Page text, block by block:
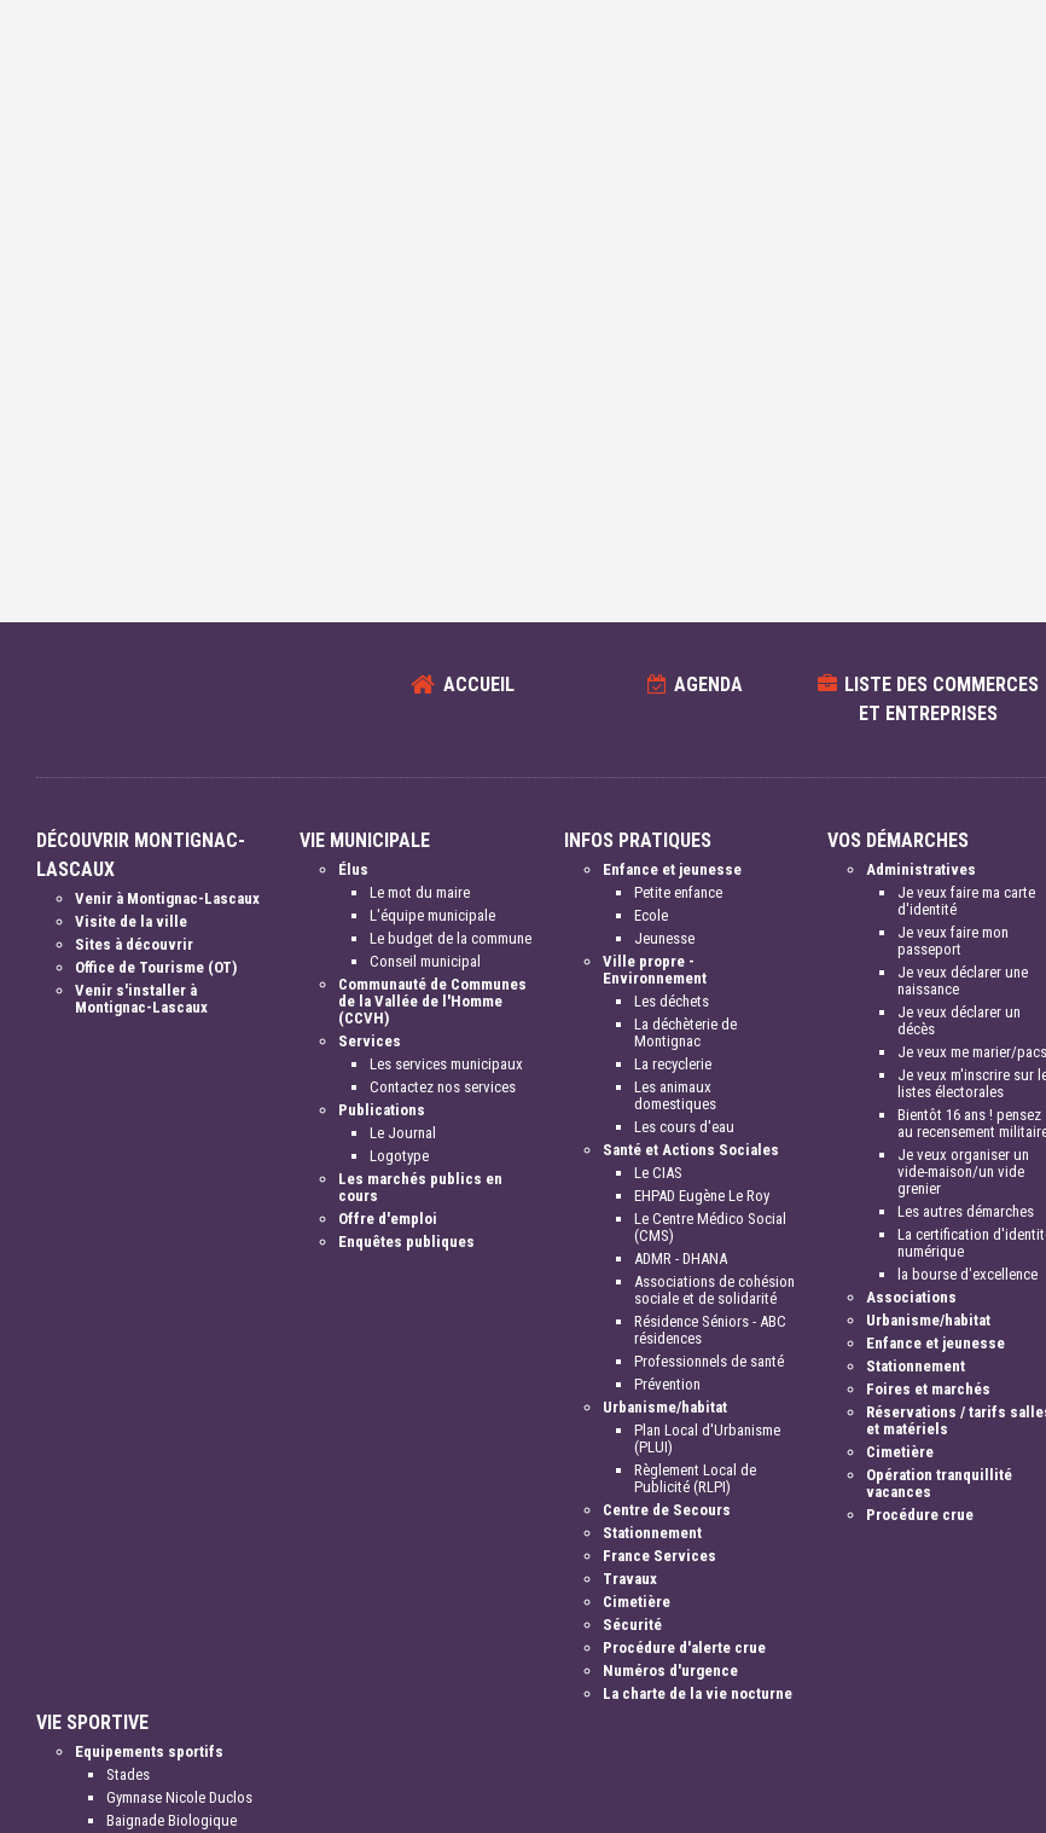
ACCUEIL AGENDA
LISTE DES COMMERCES
ET ENTREPRISES
DÉCOUVRIR MONTIGNAC-
LASCAUX
Venir à Montignac-Lascaux
Visite de la ville
Sites à découvrir
Office de Tourisme (OT)
Venir s'installer à
Montignac-Lascaux
VIE MUNICIPALE
Élus
Le mot du maire
L'équipe municipale
Le budget de la commune
Conseil municipal
Communauté de Communes
de la Vallée de l'Homme
(CCVH)
Services
Les services municipaux
Contactez nos services
Publications
Le Journal
Logotype
Les marchés publics en
cours
Offre d'emploi
Enquêtes publiques
INFOS PRATIQUES
Enfance et jeunesse
Petite enfance
Ecole
Jeunesse
Ville propre -
Environnement
Les déchets
La déchèterie de
Montignac
La recyclerie
Les animaux
domestiques
Les cours d'eau
Santé et Actions Sociales
Le CIAS
EHPAD Eugène Le Roy
Le Centre Médico Social
(CMS)
ADMR - DHANA
Associations de cohésion
sociale et de solidarité
Résidence Séniors - ABC
résidences
Professionnels de santé
Prévention
Urbanisme/habitat
Plan Local d'Urbanisme
(PLUI)
Règlement Local de
Publicité (RLPI)
Centre de Secours
Stationnement
France Services
Travaux
Cimetière
Sécurité
Procédure d'alerte crue
Numéros d'urgence
La charte de la vie nocturne
VOS DÉMARCHES
Administratives
Je veux faire ma carte
d'identité
Je veux faire mon
passeport
Je veux déclarer une
naissance
Je veux déclarer un
décès
Je veux me marier/
Je veux m'inscrire sur
listes électorales
Bientôt 16 ans ! pensez
au recensement
Je veux organiser un
vide-maison/un vide
grenier
Les autres démarches
La certification
numérique
la bourse d'excellence
Associations
Urbanisme/habitat
Enfance et jeunesse
Stationnement
Foires et marchés
Réservations / tarifs
et matériels
Cimetière
Opération tranquillité
vacances
Procédure crue
VIE SPORTIVE
Equipements sportifs
Stades
Gymnase Nicole Duclos
Baignade Biologique